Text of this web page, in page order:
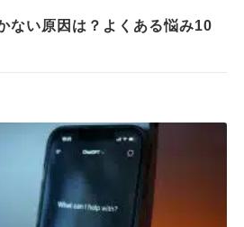
ない原因は？よくある悩み10